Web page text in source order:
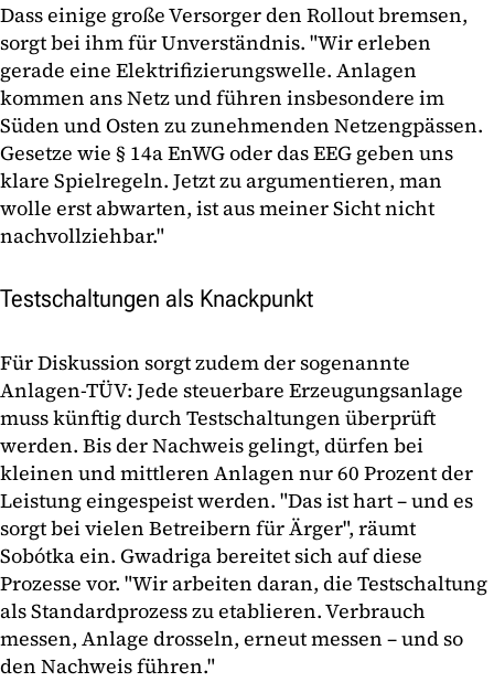
Dass einige große Versorger den Rollout bremsen,
sorgt bei ihm für Unverständnis. "Wir erleben
gerade eine Elektrifizierungswelle. Anlagen
kommen ans Netz und führen insbesondere im
Süden und Osten zu zunehmenden Netzengpässen.
Gesetze wie § 14a EnWG oder das EEG geben uns
klare Spielregeln. Jetzt zu argumentieren, man
wolle erst abwarten, ist aus meiner Sicht nicht
nachvollziehbar."
Testschaltungen als Knackpunkt
Für Diskussion sorgt zudem der sogenannte
Anlagen-TÜV: Jede steuerbare Erzeugungsanlage
muss künftig durch Testschaltungen überprüft
werden. Bis der Nachweis gelingt, dürfen bei
kleinen und mittleren Anlagen nur 60 Prozent der
Leistung eingespeist werden. "Das ist hart – und es
sorgt bei vielen Betreibern für Ärger", räumt
Sobótka ein. Gwadriga bereitet sich auf diese
Prozesse vor. "Wir arbeiten daran, die Testschaltung
als Standardprozess zu etablieren. Verbrauch
messen, Anlage drosseln, erneut messen – und so
den Nachweis führen."